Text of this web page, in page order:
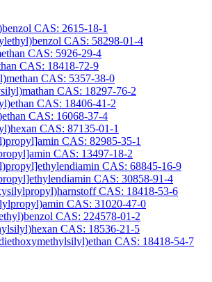
CAS: 2615-18-1
CAS: 58298-01-4
CAS: 5926-29-4
CAS: 18418-72-9
CAS: 5357-38-0
CAS: 18297-76-2
CAS: 18406-41-2
CAS: 16068-37-4
CAS: 87135-01-1
CAS: 82985-35-1
CAS: 13497-18-2
CAS: 68845-16-9
CAS: 30858-91-4
CAS: 18418-53-6
CAS: 31020-47-0
CAS: 224578-01-2
CAS: 18536-21-5
CAS: 18418-54-7